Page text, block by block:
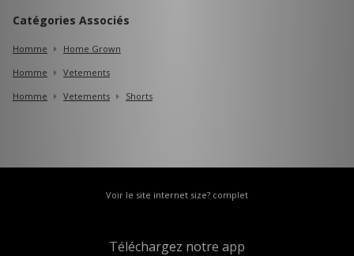
Catégories Associés
Homme
Home Grown
Homme
Vetements
Homme
Vetements Shorts
Voir le site internet size? complet
Téléchargez notre app